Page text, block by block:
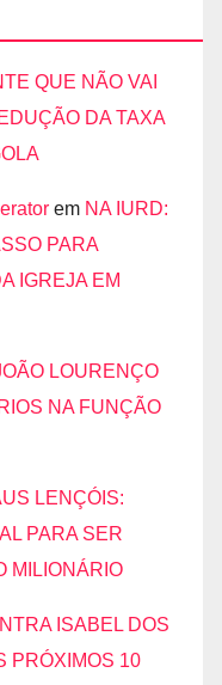
QUE NÃO VAI
DA TAXA
em NA IURD:
PARA
IGREJA EM
LOURENÇO
NA FUNÇÃO
LENÇÓIS:
PARA SER
MILIONÁRIO
ISABEL DOS
PRÓXIMOS 10